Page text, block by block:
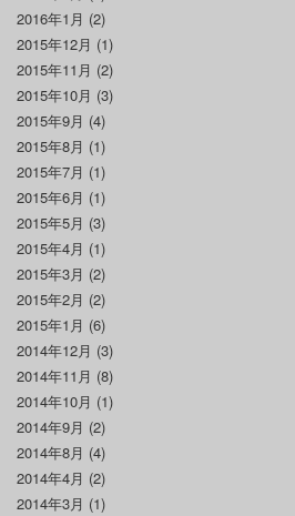
2016年1月 (2)
2015年12月 (1)
2015年11月 (2)
2015年10月 (3)
2015年9月 (4)
2015年8月 (1)
2015年7月 (1)
2015年6月 (1)
2015年5月 (3)
2015年4月 (1)
2015年3月 (2)
2015年2月 (2)
2015年1月 (6)
2014年12月 (3)
2014年11月 (8)
2014年10月 (1)
2014年9月 (2)
2014年8月 (4)
2014年4月 (2)
2014年3月 (1)